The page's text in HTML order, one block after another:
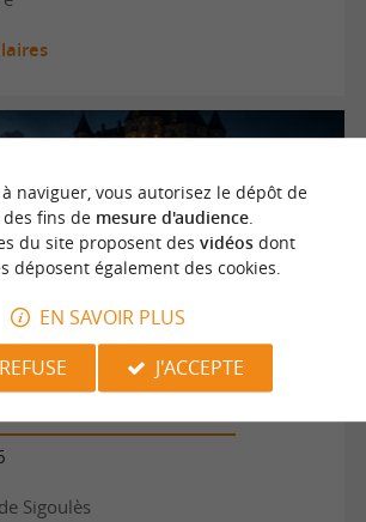
- Expérience nocturnes immersives
Sigoulès
naviguer, vous autorisez le dépôt de
fins de mesure d'audience.
du site proposent des vidéosdont
déposent également des cookies.
EN SAVOIR PLUS
J'ACCEPTE